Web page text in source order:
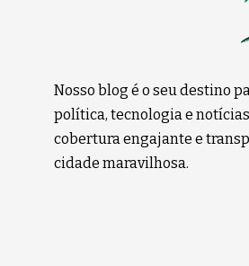
Nosso blog é o seu destino
política, tecnologia e
cobertura engajante e
cidade maravilhosa.